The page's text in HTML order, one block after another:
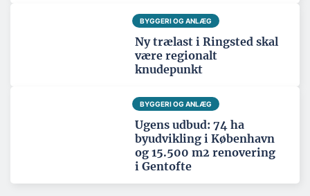
BYGGERI OG ANLÆG
Ny trælast i Ringsted skal
være regionalt
knudepunkt
BYGGERI OG ANLÆG
Ugens udbud: 74 ha
byudvikling i København
og 15.500 m2 renovering
i Gentofte